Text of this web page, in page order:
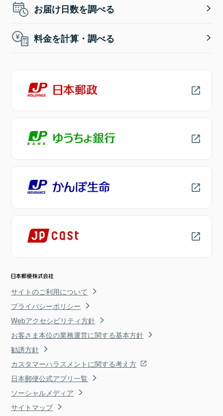
お届け日数を調べる
料金を計算・調べる
サイトのご利用について
プライバシーポリシー
Webアクセシビリティ方針
お客さま本位の業務運営に関する基本方針
勧誘方針
カスタマーハラスメントに関する考え方
日本郵便公式アプリ一覧
ソーシャルメディア
サイトマップ